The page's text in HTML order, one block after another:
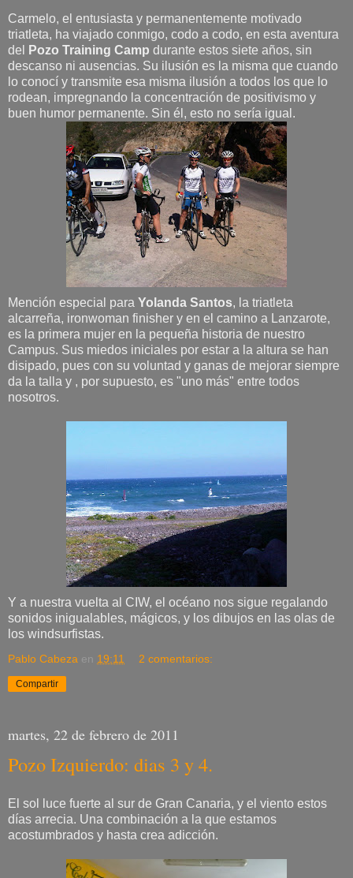
Carmelo, el entusiasta y permanentemente motivado
triatleta, ha viajado conmigo, codo a codo, en esta aventura
del
Pozo Training Camp durante estos siete años, sin
descanso ni ausencias. Su ilusión es la misma que cuando
lo conocí y transmite esa misma ilusión a todos los que lo
rodean, impregnando la concentración de positivismo y
buen humor permanente. Sin él, esto no sería igual.
Mención especial para Yolanda Santos, la triatleta
alcarreña, ironwoman finisher y en el camino a Lanzarote,
es la primera mujer en la pequeña historia de nuestro
Campus. Sus miedos iniciales por estar a la altura se han
disipado, pues con su voluntad y ganas de mejorar siempre
da la talla y , por supuesto, es "uno más" entre todos
nosotros.
Y a nuestra vuelta al CIW, el océano nos sigue regalando
sonidos inigualables, mágicos, y los dibujos en las olas de
los windsurfistas.
Pablo Cabeza en 19:11 2 comentarios:
Compartir
martes, 22 de febrero de 2011
Pozo Izquierdo: dias 3 y 4.
El sol luce fuerte al sur de Gran Canaria, y el viento estos
días arrecia. Una combinación a la que estamos
acostumbrados y hasta crea adicción.